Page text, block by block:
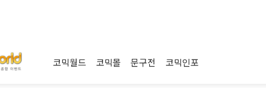
코믹월드 코믹몰 문구전 코믹인포